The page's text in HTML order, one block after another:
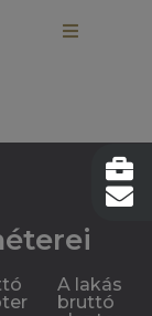
A lakás
bruttó